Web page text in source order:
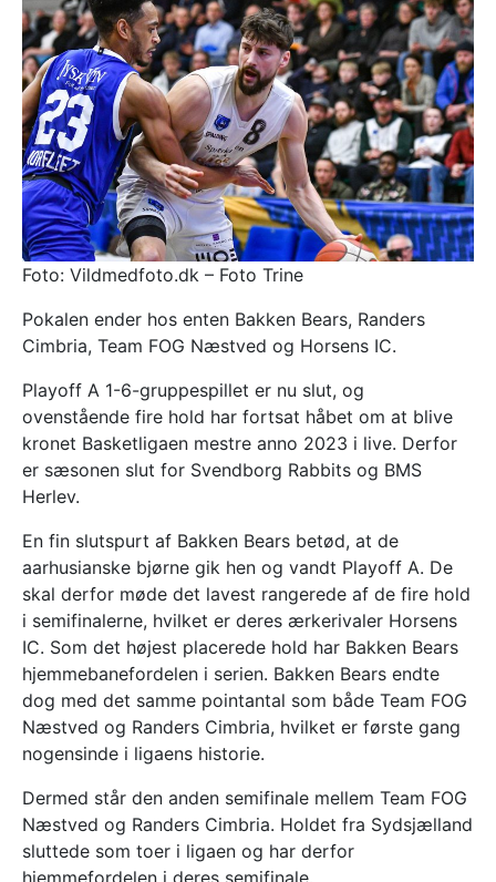
Foto: Vildmedfoto.dk – Foto Trine
Pokalen ender hos enten Bakken Bears, Randers
Cimbria, Team FOG Næstved og Horsens IC.
Playoff A 1-6-gruppespillet er nu slut, og
ovenstående fire hold har fortsat håbet om at blive
kronet Basketligaen mestre anno 2023 i live. Derfor
er sæsonen slut for Svendborg Rabbits og BMS
Herlev.
En fin slutspurt af Bakken Bears betød, at de
aarhusianske bjørne gik hen og vandt Playoff A. De
skal derfor møde det lavest rangerede af de fire hold
i semifinalerne, hvilket er deres ærkerivaler Horsens
IC. Som det højest placerede hold har Bakken Bears
hjemmebanefordelen i serien. Bakken Bears endte
dog med det samme pointantal som både Team FOG
Næstved og Randers Cimbria, hvilket er første gang
nogensinde i ligaens historie.
Dermed står den anden semifinale mellem Team FOG
Næstved og Randers Cimbria. Holdet fra Sydsjælland
sluttede som toer i ligaen og har derfor
hjemmefordelen i deres semifinale.